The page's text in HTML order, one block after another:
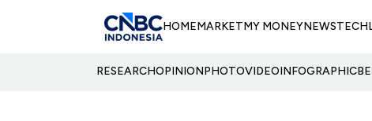
HOMEMARKETMY MONEYNEWSTECH
RESEARCHOPINIONPHOTOVIDEOINFOGRAPHIC